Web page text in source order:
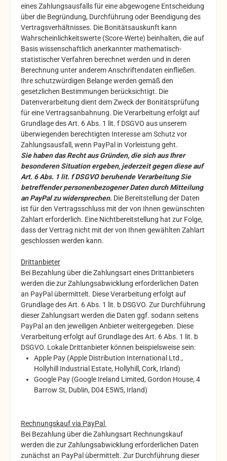
eines Zahlungsausfalls für eine abgewogene Entscheidung
über die Begründung, Durchführung oder Beendigung des
Vertragsverhältnisses. Die Bonitätsauskunft kann
Wahrscheinlichkeitswerte (Score-Werte) beinhalten, die auf
Basis wissenschaftlich anerkannter mathematisch-
statistischer Verfahren berechnet werden und in deren
Berechnung unter anderem Anschriftendaten einfließen.
Ihre schutzwürdigen Belange werden gemäß den
gesetzlichen Bestimmungen berücksichtigt. Die
Datenverarbeitung dient dem Zweck der Bonitätsprüfung
für eine Vertragsanbahnung. Die Verarbeitung erfolgt auf
Grundlage des Art. 6 Abs. 1 lit. f DSGVO aus unserem
überwiegenden berechtigten Interesse am Schutz vor
Zahlungsausfall, wenn PayPal in Vorleistung geht.
Sie haben das Recht aus Gründen, die sich aus Ihrer
besonderen Situation ergeben, jederzeit gegen diese auf
Art. 6 Abs. 1 lit. f DSGVO beruhende Verarbeitung Sie
betreffender personenbezogener Daten durch Mitteilung
an PayPal zu widersprechen. Die Bereitstellung der Daten
ist für den Vertragsschluss mit der von Ihnen gewünschten
Zahlart erforderlich. Eine Nichtbereitstellung hat zur Folge,
dass der Vertrag nicht mit der von Ihnen gewählten Zahlart
geschlossen werden kann.
Drittanbieter
Bei Bezahlung über die Zahlungsart eines Drittanbieters
werden die zur Zahlungsabwicklung erforderlichen Daten
an PayPal übermittelt. Diese Verarbeitung erfolgt auf
Grundlage des Art. 6 Abs. 1 lit. b DSGVO. Zur Durchführung
dieser Zahlungsart werden die Daten ggf. sodann seitens
PayPal an den jeweiligen Anbieter weitergegeben. Diese
Verarbeitung erfolgt auf Grundlage des Art. 6 Abs. 1 lit. b
DSGVO. Lokale Drittanbieter können beispielsweise sein:
Apple Pay (Apple Distribution International Ltd.,
Hollyhill Industrial Estate, Hollyhill, Cork, Irland)
Google Pay (Google Ireland Limited, Gordon House, 4
Barrow St, Dublin, D04 E5W5, Irland)
Rechnungskauf via PayPal
Bei Bezahlung über die Zahlungsart Rechnungskauf
werden die zur Zahlungsabwicklung erforderlichen Daten
zunächst an PayPal übermittelt. Zur Durchführung dieser